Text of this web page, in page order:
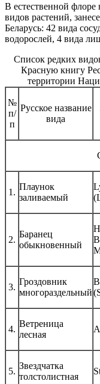
В естественной флоре
видов растений,
Беларусь: 42 вида
водорослей, 4 вида
Список редких
Красную книгу
территории
№
п/
п
Русское название
вида
1.
Плаунок
заливаемый
2.
Баранец
обыкновенный
3.
Гроздовник
многораздельный
4.
Ветреница
лесная
5.
Звездчатка
толстолистная